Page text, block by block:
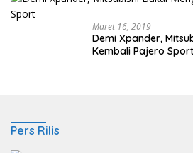
Maret 16, 2019
Demi Xpander,
Kembali Pajero Sport
Pers Rilis